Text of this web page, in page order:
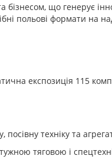
що генерує
польові формати на
експозиція 115
техніку та
тяговою і